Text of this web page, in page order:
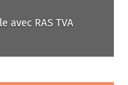
avec RAS TVA